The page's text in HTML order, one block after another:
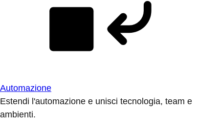
Automazione
Estendi l'automazione e unisci tecnologia, team e
ambienti.